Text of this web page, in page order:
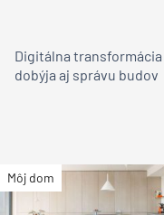
Digitálna transformácia
dobýja aj správu budov
Môj dom